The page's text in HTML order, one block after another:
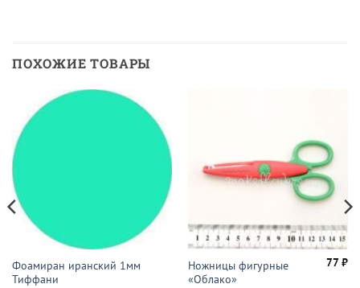
ПОХОЖИЕ ТОВАРЫ
Фоамиран иранский 1мм
Тиффани
Ножницы фигурные
«Облако»
77₽